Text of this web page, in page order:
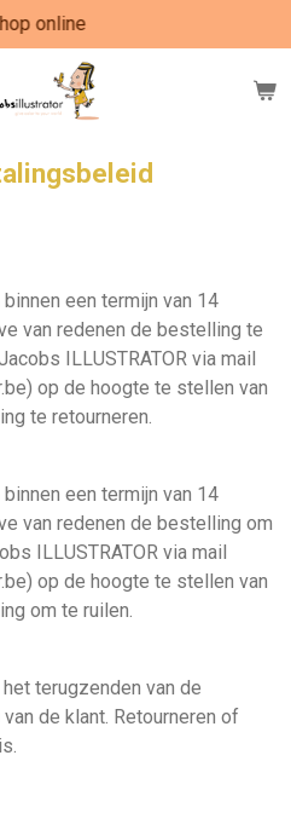
online
een termijn van 14
van redenen de bestelling te
ILLUSTRATOR via mail
op de hoogte te stellen van
te retourneren.
een termijn van 14
van redenen de bestelling om
ILLUSTRATOR via mail
op de hoogte te stellen van
om te ruilen.
terugzenden van de
de klant. Retourneren of